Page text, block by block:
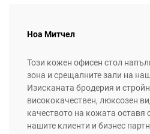
Ноа Митчел
Този кожен офисен стол
зона и срещалните зали на
Изисканата бродерия и
висококачествен, люксозен
качеството на кожата оставя
нашите клиенти и бизнес